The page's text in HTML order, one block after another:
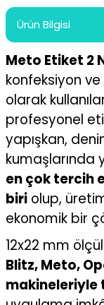
Ürün Bilgisi
Meto Etiket 2
konfeksiyon
olarak
profesyonel
yapışkan,
kumaşlarında
en çok tercih
biri olup,
ekonomik bir
12x22 mm
Blitz, Meto,
makineleriyle